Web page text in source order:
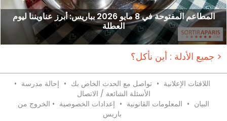
المطاعم المفتوحة في 8 مايو 2026 بباريس: أبرز عناويننا ليوم
العطلة
جميع الأدلة : أين نأكل؟ >
اللافتات الإعلانية • تواصل مع الحدث الخاص بك • إحالة مدرسة •
الأسئلة الشائعة / الاتصال
البيان • المعلومات القانونية • إعدادات الخصوصية • الخروج من
باريس